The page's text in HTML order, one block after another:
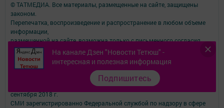
На канале Дзен "Новости Тетюш" -
интересная и полезная информация
Подпишитесь
© ТАТМЕДИА. Все материалы, размещенные на сайте, защищены
законом.
Перепечатка, воспроизведение и распространение в любом объеме
информации,
размещенной на сайте, возможна только с письменного согласия
редакций СМИ.
При поддержке Республиканского агентства по печати и массовым
коммуникациям.
Наименование СМИ: Тетюшские зори
№ записи о регистрации СМИ, дата: серия Эл № ФС77-73780 от 28
сентября 2018 г.
СМИ зарегистрированно Федеральной службой по надзору в сфере